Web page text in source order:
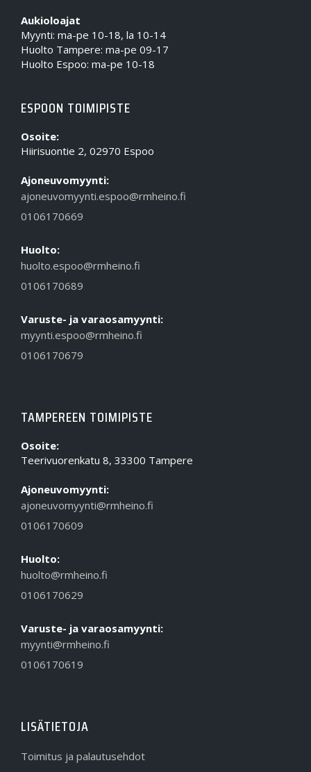
Aukioloajat
Myynti: ma-pe 10-18, la 10-14
Huolto Tampere: ma-pe 09-17
Huolto Espoo: ma-pe 10-18
ESPOON TOIMIPISTE
Osoite:
Hiirisuontie 2, 02970 Espoo
Ajoneuvomyynti:
ajoneuvomyynti.espoo@rmheino.fi
0106170669
Huolto:
huolto.espoo@rmheino.fi
0106170689
Varuste- ja varaosamyynti:
myynti.espoo@rmheino.fi
0106170679
TAMPEREEN TOIMIPISTE
Osoite:
Teerivuorenkatu 8, 33300 Tampere
Ajoneuvomyynti:
ajoneuvomyynti@rmheino.fi
0106170609
Huolto:
huolto@rmheino.fi
0106170629
Varuste- ja varaosamyynti:
myynti@rmheino.fi
0106170619
LISÄTIETOJA
Toimitus ja palautusehdot